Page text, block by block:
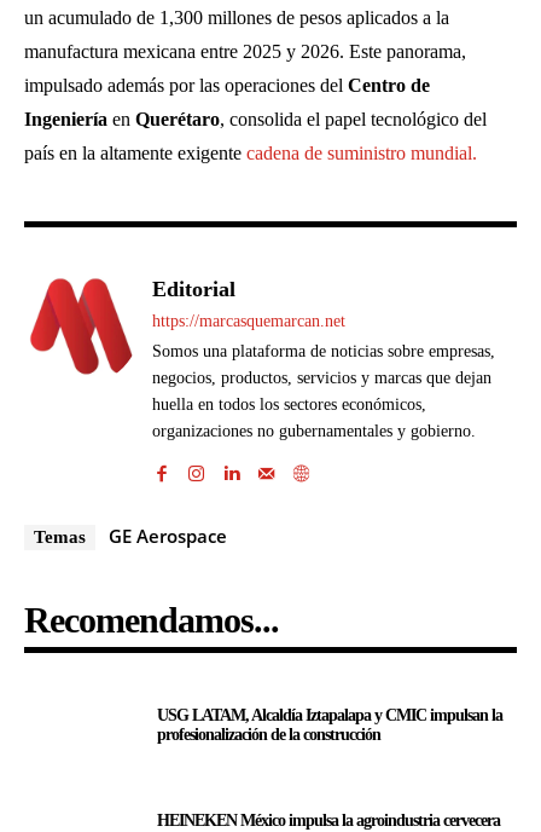
un acumulado de 1,300 millones de pesos aplicados a la
manufactura mexicana entre 2025 y 2026. Este panorama,
impulsado además por las operaciones del Centro de
Ingeniería en Querétaro, consolida el papel tecnológico del
país en la altamente exigente cadena de suministro mundial.
Editorial
https://marcasquemarcan.net
Somos una plataforma de noticias sobre empresas,
negocios, productos, servicios y marcas que dejan
huella en todos los sectores económicos,
organizaciones no gubernamentales y gobierno.
Temas GE Aerospace
Recomendamos...
USG LATAM, Alcaldía Iztapalapa y CMIC impulsan la
profesionalización de la construcción
HEINEKEN México impulsa la agroindustria cervecera